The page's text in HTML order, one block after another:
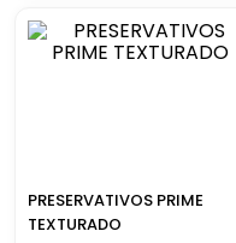
PRESERVATIVOS PRIME
TEXTURADO